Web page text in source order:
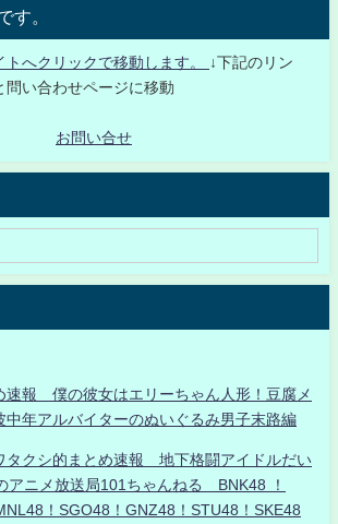
す。
トへクリックで移動します。
↓下記のリン
問い合わせページに移動
お問い合せ
速報 僕の彼女はエリーちゃん人形！豆腐メ
中年アルバイターのぬいぐるみ男子末路編
クシ的まとめ速報 地下格闘アイドルだい
ニメ放送局101ちゃんねる BNK48 ！
！SGO48！GNZ48！STU48！SKE48